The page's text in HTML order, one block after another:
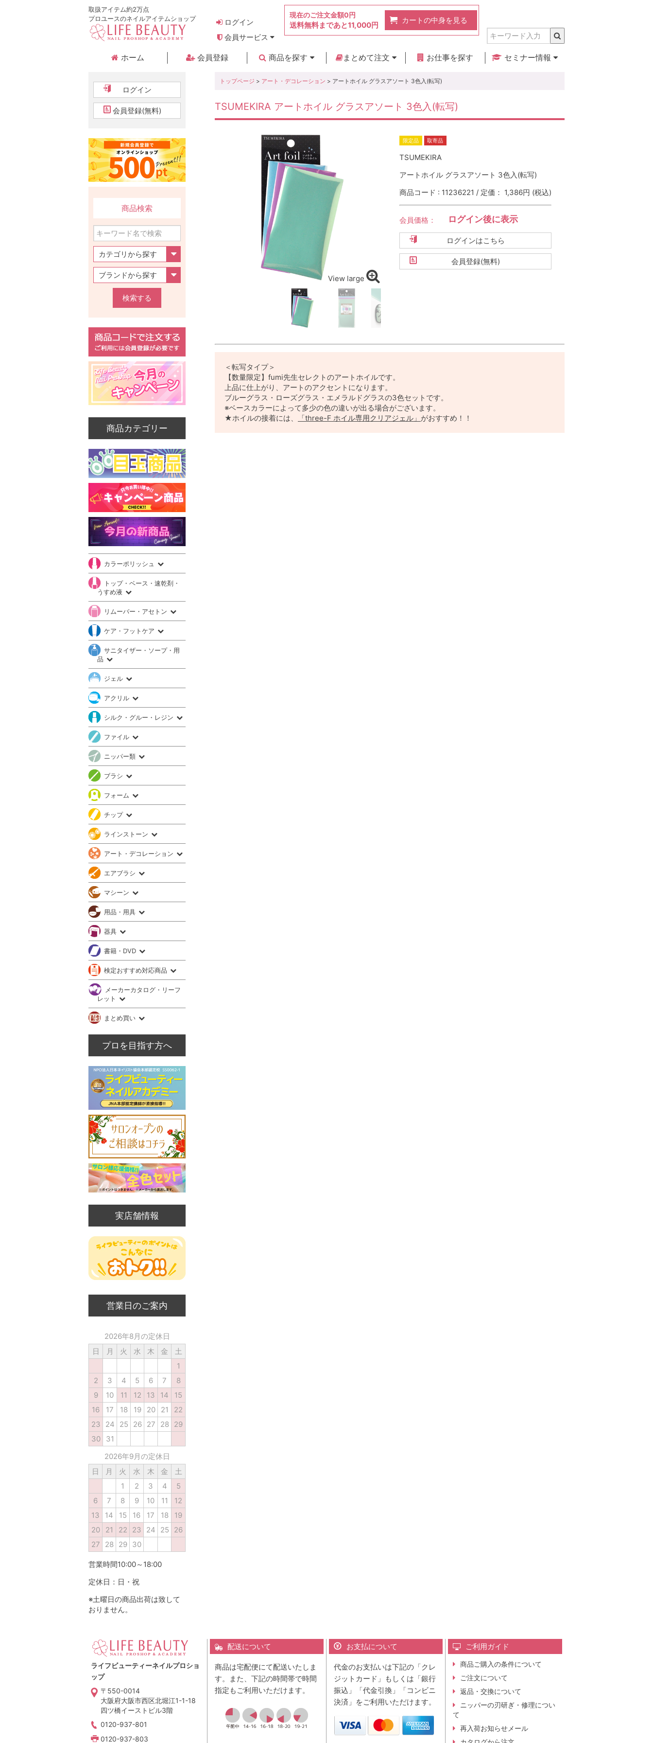
取扱アイテム約2万点
プロユースのネイルアイテムショップ
ログイン
会員サービス
現在のご注文金額0円
送料無料まであと11,000円
カートの中身を見る
ホーム 会員登録
商品を探す
まとめて注文
お仕事を探す
セミナー情報
トップページ > アート・デコレーション > アートホイル グラスアソート 3色入(転写)
TSUMEKIRA アートホイル グラスアソート 3色入(転写)
View large
限定品 取寄品
TSUMEKIRA
アートホイル グラスアソート 3色入(転写)
商品コード : 11236221 / 定価： 1,386円 (税込)
会員価格： ログイン後に表示
ログインはこちら
会員登録(無料)
＜転写タイプ＞
【数量限定】fumi先生セレクトのアートホイルです。
上品に仕上がり、アートのアクセントになります。
ブルーグラス・ローズグラス・エメラルドグラスの3色セットです。
※ベースカラーによって多少の色の違いが出る場合がございます。
★ホイルの接着には、
「three-F ホイル専用クリアジェル」 がおすすめ！！
ログイン
会員登録(無料)
商品検索
検索する
商品カテゴリー
カラーポリッシュ
トップ・ベース・速乾剤・
うすめ液
リムーバー・アセトン
ケア・フットケア
サニタイザー・ソープ・用
品
ジェル
アクリル
シルク・グルー・レジン
ファイル
ニッパー類
ブラシ
フォーム
チップ
ラインストーン
アート・デコレーション
エアブラシ
マシーン
用品・用具
器具
書籍・DVD
検定おすすめ対応商品
メーカーカタログ・リーフ
レット
まとめ買い
プロを目指す方へ
実店舗情報
営業日のご案内
2026年8月の定休日
日
月 火 水 木 金
土
1
2
3 4 5 6 7
8
9
10 11 12 13 14
15
16
17 18 19 20 21
22
23
24 25 26 27 28
29
30
31
2026年9月の定休日
日
月 火 水 木 金
土
1
2 3 4
5
6
7 8 9 10 11
12
13
14 15 16 17 18
19
20
21 22 23 24 25
26
27
28 29 30
営業時間10:00～18:00
定休日：日・祝
※土曜日の商品出荷は致して
おりません。
ライフビューティーネイルプロショ
ップ
〒550-0014
大阪府大阪市西区北堀江1-1-18
四ツ橋イーストビル3階
0120-937-801
0120-937-803
配送について
商品は宅配便にて配送いたしま
す。また、下記の時間帯で時間
指定もご利用いただけます。
お支払について
代金のお支払いは下記の「クレ
ジットカード」もしくは「銀行
振込」「代金引換」「コンビニ
決済」をご利用いただけます。
ご利用ガイド
商品ご購入の条件について
ご注文について
返品・交換について
ニッパーの刃研ぎ・修理につい
て
再入荷お知らせメール